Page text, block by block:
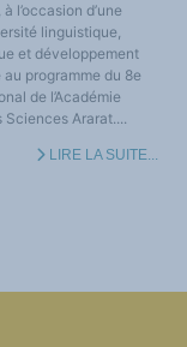
l’occasion d’une
linguistique,
et développement
programme du 8e
de l’Académie
Ararat....
LIRE LA SUITE...